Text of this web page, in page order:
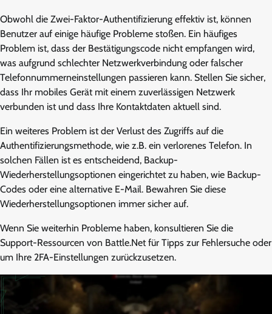
Obwohl die Zwei-Faktor-Authentifizierung effektiv ist, können
Benutzer auf einige häufige Probleme stoßen. Ein häufiges
Problem ist, dass der Bestätigungscode nicht empfangen wird,
was aufgrund schlechter Netzwerkverbindung oder falscher
Telefonnummerneinstellungen passieren kann. Stellen Sie sicher,
dass Ihr mobiles Gerät mit einem zuverlässigen Netzwerk
verbunden ist und dass Ihre Kontaktdaten aktuell sind.
Ein weiteres Problem ist der Verlust des Zugriffs auf die
Authentifizierungsmethode, wie z.B. ein verlorenes Telefon. In
solchen Fällen ist es entscheidend, Backup-
Wiederherstellungsoptionen eingerichtet zu haben, wie Backup-
Codes oder eine alternative E-Mail. Bewahren Sie diese
Wiederherstellungsoptionen immer sicher auf.
Wenn Sie weiterhin Probleme haben, konsultieren Sie die
Support-Ressourcen von Battle.Net für Tipps zur Fehlersuche oder
um Ihre 2FA-Einstellungen zurückzusetzen.